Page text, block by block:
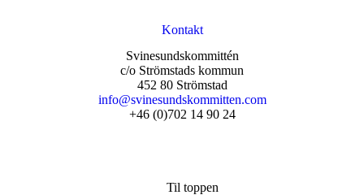
Kontakt
Svinesundskommittén
c/o Strömstads kommun
452 80 Strömstad
info@svinesundskommitten.com
+46 (0)702 14 90 24
Til toppen